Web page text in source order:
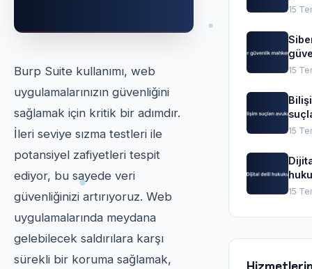
Burp Suite kullanımı, web
uygulamalarınızın güvenliğini
sağlamak için kritik bir adımdır.
İleri seviye sızma testleri ile
potansiyel zafiyetleri tespit
ediyor, bu sayede veri
güvenliğinizi artırıyoruz. Web
uygulamalarında meydana
gelebilecek saldırılara karşı
sürekli bir koruma sağlamak,
15
15
15
15